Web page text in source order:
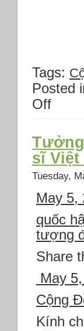
Tags:
Posted
Offon
30-
4-
1975
không
nào
quên
(tại
Tampa
Bay)
sĩ Việt
Tuesday,
May 5,
quốc
tượng
Share
May
Cộng
Kính